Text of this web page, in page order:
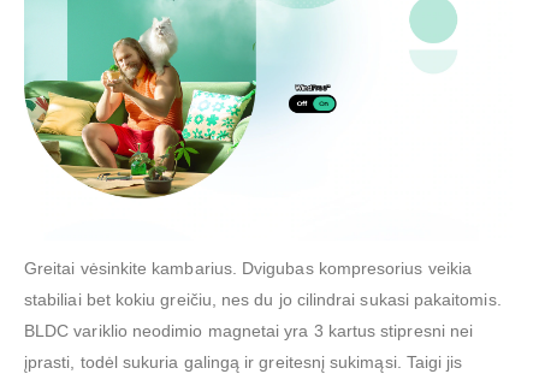
Greitai vėsinkite kambarius. Dvigubas kompresorius veikia
stabiliai bet kokiu greičiu, nes du jo cilindrai sukasi pakaitomis.
BLDC variklio neodimio magnetai yra 3 kartus stipresni nei
įprasti, todėl sukuria galingą ir greitesnį sukimąsi. Taigi jis